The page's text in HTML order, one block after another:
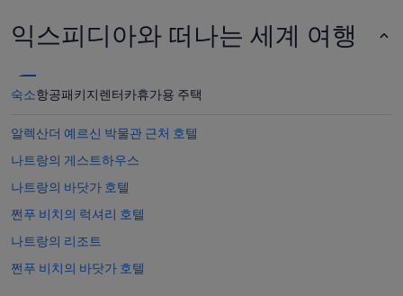
익스피디아와 떠나는 세계 여행
숙소항공패키지렌터카휴가용 주택
알렉산더 예르신 박물관 근처 호텔
나트랑의 게스트하우스
나트랑의 바닷가 호텔
쩐푸 비치의 럭셔리 호텔
나트랑의 리조트
쩐푸 비치의 바닷가 호텔